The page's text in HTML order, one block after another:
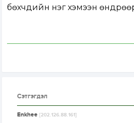
бөхчүүдийн нэг хэмээн
Сэтгэгдэл
Enkhee[202.126.88.161]